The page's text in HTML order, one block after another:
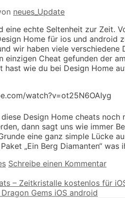
neues_Update
eine echte Seltenheit zur Zeit.
Home für ios und android
wir haben viele
einzigen Cheat gefunden der
hast wie du bei Design Home
watch?v=ot25N6OAIyg
Design Home cheats
dann sagt uns wie immer
eine ganz simple Lücke
„Ein Berg Diamanten“ was
Schreibe einen Kommentar
– Zeitkristalle kostenlos für
Gems iOS android